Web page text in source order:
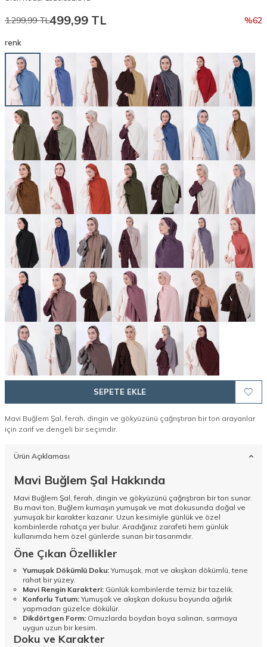
1.299,99TL499,99 TL %62
renk
SEPETE EKLE
Mavi Buğlem Şal, ferah, dingin ve gökyüzünü çağrıştıran bir ton arayanlar
için zarif ve dengeli bir seçimdir.
Ürün Açıklaması
Mavi Buğlem Şal Hakkında
Mavi Buğlem Şal, ferah, dingin ve gökyüzünü çağrıştıran bir ton sunar.
Bu mavi ton, Buğlem kumaşın yumuşak ve mat dokusunda doğal ve
yumuşak bir karakter kazanır. Uzun kesimiyle günlük ve özel
kombinlerde rahatça yer bulur. Aradığınız zarafeti hem günlük
kullanımda hem özel günlerde sunan bir tasarımdır.
Öne Çıkan Özellikler
Yumuşak Dökümlü Doku: Yumuşak, mat ve akışkan dökümlü, tene
rahat bir yüzey.
Mavi Rengin Karakteri: Günlük kombinlerde temiz bir tazelik.
Konforlu Tutum: Yumuşak ve akışkan dokusu boyunda ağırlık
yapmadan güzelce dökülür.
Dikdörtgen Form: Omuzlarda boydan boya salınan, sarmaya
uygun uzun bir kesim.
Doku ve Karakter